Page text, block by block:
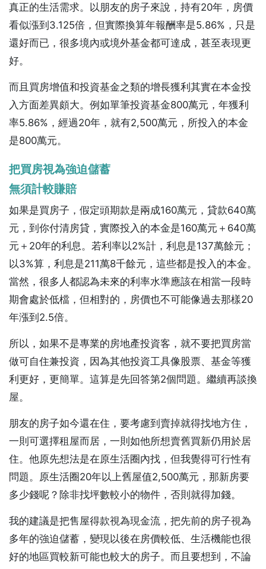
真正的生活需求。以朋友的房子來說，持有20年，房價
看似漲到3.125倍，但實際換算年報酬率是5.86%，只是
還好而已，很多境內或境外基金都可達成，甚至表現更
好。
而且買房增值和投資基金之類的增長獲利其實在本金投
入方面差異頗大。例如單筆投資基金800萬元，年獲利
率5.86%，經過20年，就有2,500萬元，所投入的本金
是800萬元。
把買房視為強迫儲蓄
無須計較賺賠
如果是買房子，假定頭期款是兩成160萬元，貸款640萬
元，到你付清房貸，實際投入的本金是160萬元＋640萬
元＋20年的利息。若利率以2%計，利息是137萬餘元；
以3%算，利息是211萬8千餘元，這些都是投入的本金。
當然，很多人都認為未來的利率水準應該在相當一段時
期會處於低檔，但相對的，房價也不可能像過去那樣20
年漲到2.5倍。
所以，如果不是專業的房地產投資客，就不要把買房當
做可自住兼投資，因為其他投資工具像股票、基金等獲
利更好，更簡單。這算是先回答第2個問題。繼續再談換
屋。
朋友的房子如今還在住，要考慮到賣掉就得找地方住，
一則可選擇租屋而居，一則如他所想賣舊買新仍用於居
住。他原先想法是在原生活圈內找，但我覺得可行性有
問題。原生活圈20年以上舊屋值2,500萬元，那新房要
多少錢呢？除非找坪數較小的物件，否則就得加錢。
我的建議是把售屋得款視為現金流，把先前的房子視為
多年的強迫儲蓄，變現以後在房價較低、生活機能也很
好的地區買較新可能也較大的房子。而且要想到，不論